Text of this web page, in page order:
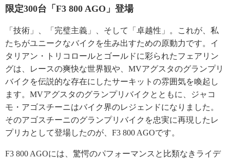
限定300台「F3 800 AGO」登場
「技術」、「完璧主義」、そして「卓越性」。これが、私
たちがユニークなバイクを生み出すための原動力です。イ
タリアン・トリコロールとゴールドに彩られたフェアリン
グは、レースの爽快な世界観や、MVアグスタのグランプリ
バイクを伝説的な存在にしたサーキットの雰囲気を喚起し
ます。MVアグスタのグランプリバイクとともに、ジャコ
モ・アゴスチーニはバイク界のレジェンドになりました。
そのアゴスチーニのグランプリバイクを忠実に再現したレ
プリカとして登場したのが、F3 800 AGOです。
F3 800 AGOには、驚愕のパフォーマンスと比類なきライデ